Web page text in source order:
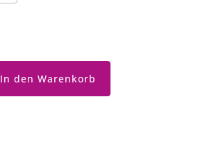
In den Warenkorb